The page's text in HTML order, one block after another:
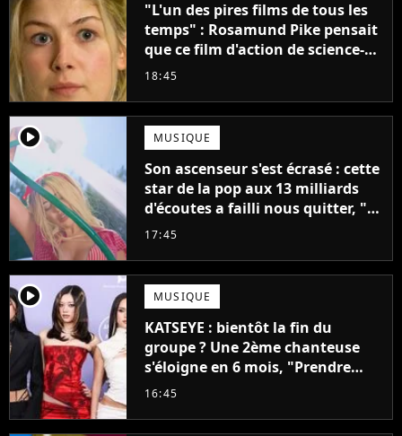
"L'un des pires films de tous les
temps" : Rosamund Pike pensait
que ce film d'action de science-
fiction avec Dwayne Johnson
18:45
player2 MUSIQUE
Son ascenseur s'est écrasé : cette
star de la pop aux 13 milliards
d'écoutes a failli nous quitter, "Je
pensais ne plus jamais chanter"
17:45
player2 MUSIQUE
KATSEYE : bientôt la fin du
groupe ? Une 2ème chanteuse
s'éloigne en 6 mois, "Prendre
cette décision n’a pas été facile"
16:45